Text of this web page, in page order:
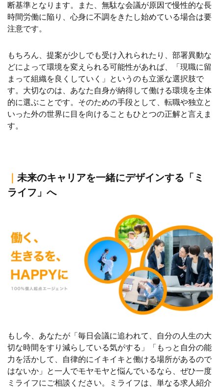
断基準となります。また、無駄な会議が原因で慢性的な長
時間労働に陥り、心身に不調をきたし始めている場合は要
注意です。
もちろん、提案が少しでも受け入れられたり、部署異動な
どによって環境を変えられる可能性があれば、「現職に留
まって組織を良くしていく」というのも立派な選択肢で
す。大切なのは、あなた自身が納得して働ける環境を主体
的に選ぶことです。そのための手段として、転職や独立と
いった外の世界に目を向けることもひとつの正解と言えま
す。
｜ 未来のキャリアを一緒にデザインする「ミ
ライフ」へ
もし今、あなたが「毎日会議に追われて、自分の人生の大
切な時間をすり減らしている気がする」「もっと自分の能
力を活かして、自律的にイキイキと働ける場所があるので
はないか」と一人でモヤモヤと悩んでいるなら、ぜひ一度
ミライフにご相談ください。ミライフは、単なる求人紹介